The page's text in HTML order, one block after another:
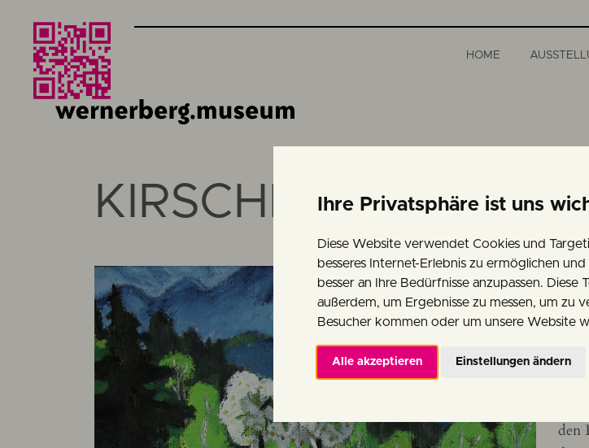
Ihre Privatsphäre ist uns
Diese Website verwendet Cookies und
besseres Internet-Erlebnis zu ermöglichen
besser an Ihre Bedürfnisse anzupassen.
außerdem, um Ergebnisse zu messen, um zu
Besucher kommen oder um unsere Website
Alle akzeptieren Einstellungen ändern
HOME
KIRSCHBLÜTEN
Der
dem
den